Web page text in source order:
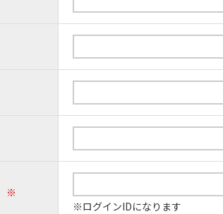
※
※ログインIDになります